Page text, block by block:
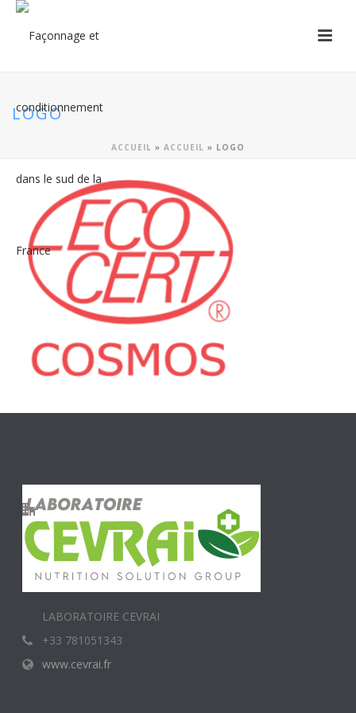
LOGO
ACCUEIL » ACCUEIL » LOGO
LABORATOIRE CEVRAI
+33 781051343
www.cevrai.fr